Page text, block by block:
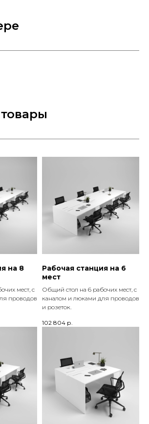
на 8
мест, с
проводов
Рабочая станция на 6
мест
Общий стол на 6 рабочих мест, с
каналом и люками для проводов
и розеток.
102 804 р.